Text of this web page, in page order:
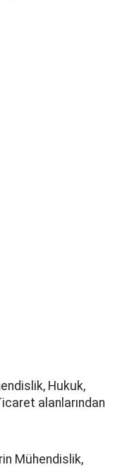
Hukuk,
alanlarından
Mühendislik,